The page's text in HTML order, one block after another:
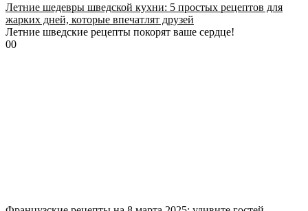
Летние шедевры шведской кухни: 5 простых рецептов для
жарких дней, которые впечатлят друзей
Летние шведские рецепты покорят ваше сердце!
00